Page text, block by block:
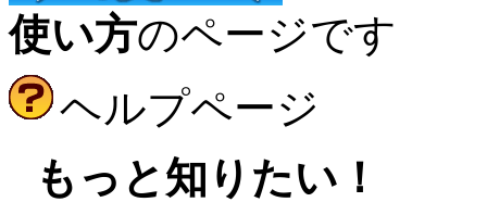
使い方のページです
ヘルプページ
もっと知りたい！